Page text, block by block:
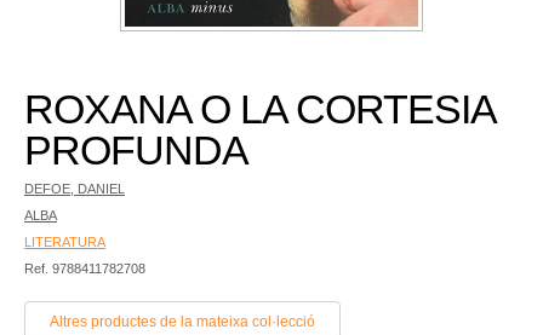
ROXANA O LA CORTESIA
PROFUNDA
DEFOE, DANIEL
ALBA
LITERATURA
Ref. 9788411782708
Altres productes de la mateixa col·lecció